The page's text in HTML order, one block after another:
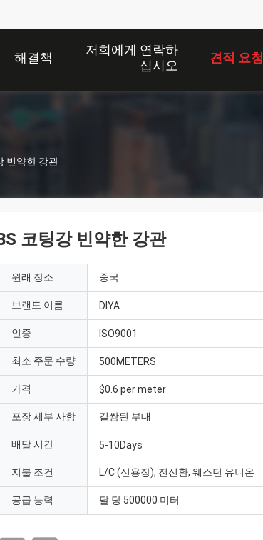
해결책
저희에게 연락하
십시오
견적 요청
빈약한 강관
코팅강 빈약한 강관
원래 장소 중국
브랜드 이름 DIYA
인증 ISO9001
최소 주문 수량 500METERS
가격 $0.6 per meter
포장 세부 사항 길쌈된 부대
배달 시간 5-10Days
지불 조건 L/C (신용장), 전신환, 웨스턴 유니온
공급 능력 달 당 500000 미터